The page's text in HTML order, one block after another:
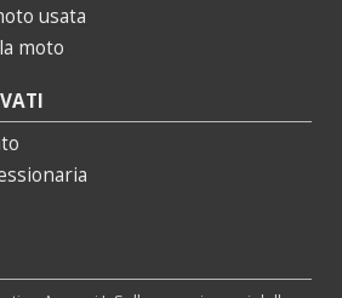
usata
moto